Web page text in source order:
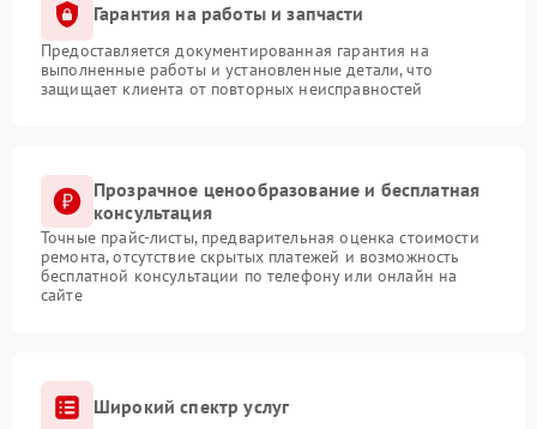
Гарантия на работы и запчасти
Предоставляется документированная гарантия на
выполненные работы и установленные детали, что
защищает клиента от повторных неисправностей
Прозрачное ценообразование и бесплатная
консультация
Точные прайс-листы, предварительная оценка стоимости
ремонта, отсутствие скрытых платежей и возможность
бесплатной консультации по телефону или онлайн на
сайте
Широкий спектр услуг